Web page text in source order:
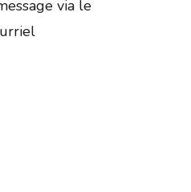
via le